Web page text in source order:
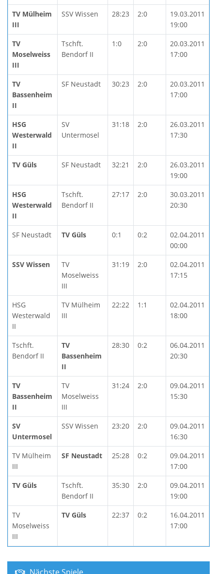
TV Mülheim
III
SSV Wissen 28:23 2:0
19.03.2011
19:00
TV
Moselweiss
III
Tschft.
Bendorf II
1:0 2:0
20.03.2011
17:00
TV
Bassenheim
II
SF Neustadt 30:23 2:0
20.03.2011
17:00
HSG
Westerwald
II
SV
Untermosel
31:18 2:0
26.03.2011
17:30
TV Güls SF Neustadt 32:21 2:0
26.03.2011
19:00
HSG
Westerwald
II
Tschft.
Bendorf II
27:17 2:0
30.03.2011
20:30
SF Neustadt TV Güls 0:1 0:2
02.04.2011
00:00
SSV Wissen
TV
Moselweiss
III
31:19 2:0
02.04.2011
17:15
HSG
Westerwald
II
TV Mülheim
III
22:22 1:1
02.04.2011
18:00
Tschft.
Bendorf II
TV
Bassenheim
II
28:30 0:2
06.04.2011
20:30
TV
Bassenheim
II
TV
Moselweiss
III
31:24 2:0
09.04.2011
15:30
SV
Untermosel
SSV Wissen 23:20 2:0
09.04.2011
16:30
TV Mülheim
III
SF Neustadt 25:28 0:2
09.04.2011
17:00
TV Güls
Tschft.
Bendorf II
35:30 2:0
09.04.2011
19:00
TV
Moselweiss
III
TV Güls 22:37 0:2
16.04.2011
17:00